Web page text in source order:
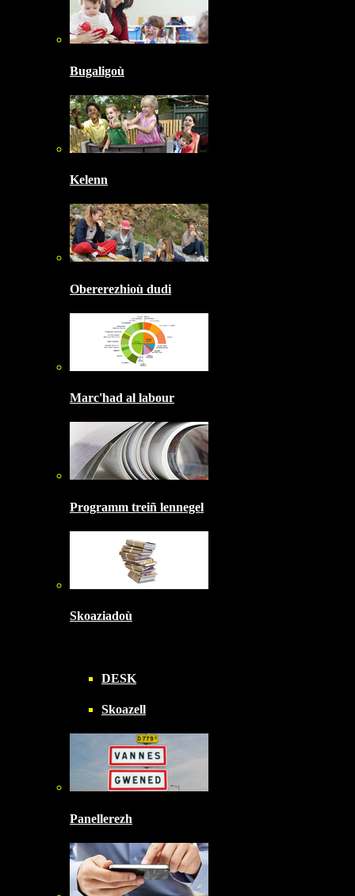
Bugaligoù
Kelenn
Obererezhioù dudi
Marc'had al labour
Programm treiñ lennegel
Skoaziadoù
DESK
Skoazell
Panellerezh